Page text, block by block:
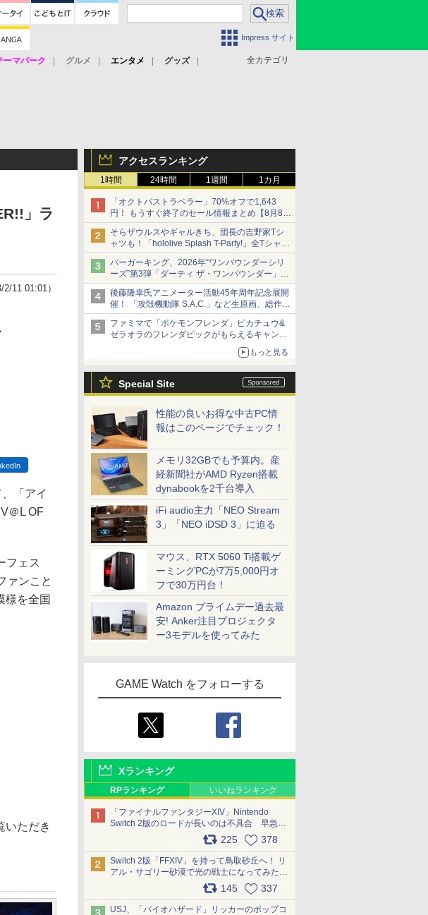
Impress サイト
全カテゴリ
ーマパーク グルメ エンタメ
グッズ
アクセスランキング
1時間 24時間 1週間 1カ月
「オクトパストラベラー」70%オフで1,643
円！ もうすぐ終了のセール情報まとめ【8月8日
更新】
ニンテンドーeショップでは「大神 絶景版」が
67%オフで990円
そらザウルスやギャルきち、団長の吉野家Tシ
ャツも！「hololive Splash T-Party!」全Tシャツ
ラインナップ公開＆オンライン販売開始
バーガーキング、2026年“ワンパウンダーシリ
ーズ”第3弾「ダーティ ザ・ワンパウンダー」を
8月7日発売
「特製ガーリックマヨソース」を使用した超大
型チーズバーガー
後藤隆幸氏アニメーター活動45年周年記念展開
催！ 「攻殻機動隊 S.A.C.」など生原画、総作画
監督修正が展示
ファミマで「ポケモンフレンダ」ピカチュウ&
ゼラオラのフレンダピックがもらえるキャンペ
もっと見る
Special Site
性能の良いお得な中古PC情
報はこのページでチェック！
メモリ32GBでも予算内。産
経新聞社がAMD Ryzen搭載
dynabookを2千台導入
iFi audio主力「NEO Stream
3」「NEO iDSD 3」に迫る
マウス、RTX 5060 Ti搭載ゲ
ーミングPCが7万5,000円オ
フで30万円台！
Amazon プライムデー過去最
安! Anker注目プロジェクタ
ー3モデルを使ってみた
GAME Watch をフォローする
Xランキング
RPランキング いいねランキング
「ファイナルファンタジーXIV」Nintendo
Switch 2版のロードが長いのは不具合 早急に
アップデートできるよう対応中225 378
Switch 2版「FFXIV」を持って鳥取砂丘へ！ リ
アル・サゴリー砂漠で光の戦士になってみた
145 337
USJ、「バイオハザード」リッカーのポップコ
」ラ
2/11 01:01）
「アイ
＠L OF
フェス
ァンこと
様を全国
いただき